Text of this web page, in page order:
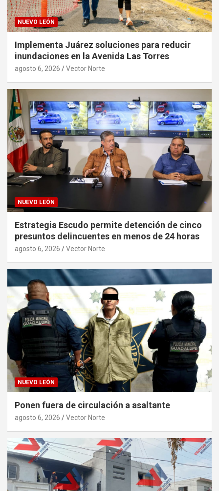
NUEVO LEÓN
Implementa Juárez soluciones para reducir
inundaciones en la Avenida Las Torres
agosto 6, 2026 Vector Norte
NUEVO LEÓN
Estrategia Escudo permite detención de cinco
presuntos delincuentes en menos de 24 horas
agosto 6, 2026 Vector Norte
NUEVO LEÓN
Ponen fuera de circulación a asaltante
agosto 6, 2026 Vector Norte